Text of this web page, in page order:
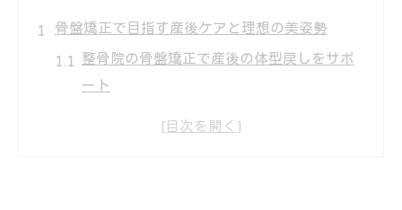
骨盤矯正で目指す産後ケアと理想の美姿勢
整骨院の骨盤矯正で産後の体型戻しをサポ
ート